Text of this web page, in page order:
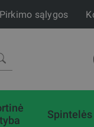
Pirkimo sąlygos
Spintelės